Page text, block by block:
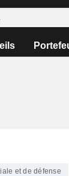
et de défense